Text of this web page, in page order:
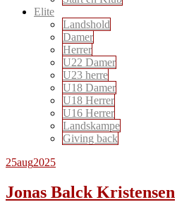
Elite
Landshold
Damer
Herrer
U22 Damer
U23 herre
U18 Damer
U18 Herrer
U16 Herrer
Landskampe
Giving back
25aug2025
Jonas Balck Kristensen